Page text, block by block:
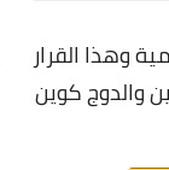
وهذا القرار
والدوج كوين